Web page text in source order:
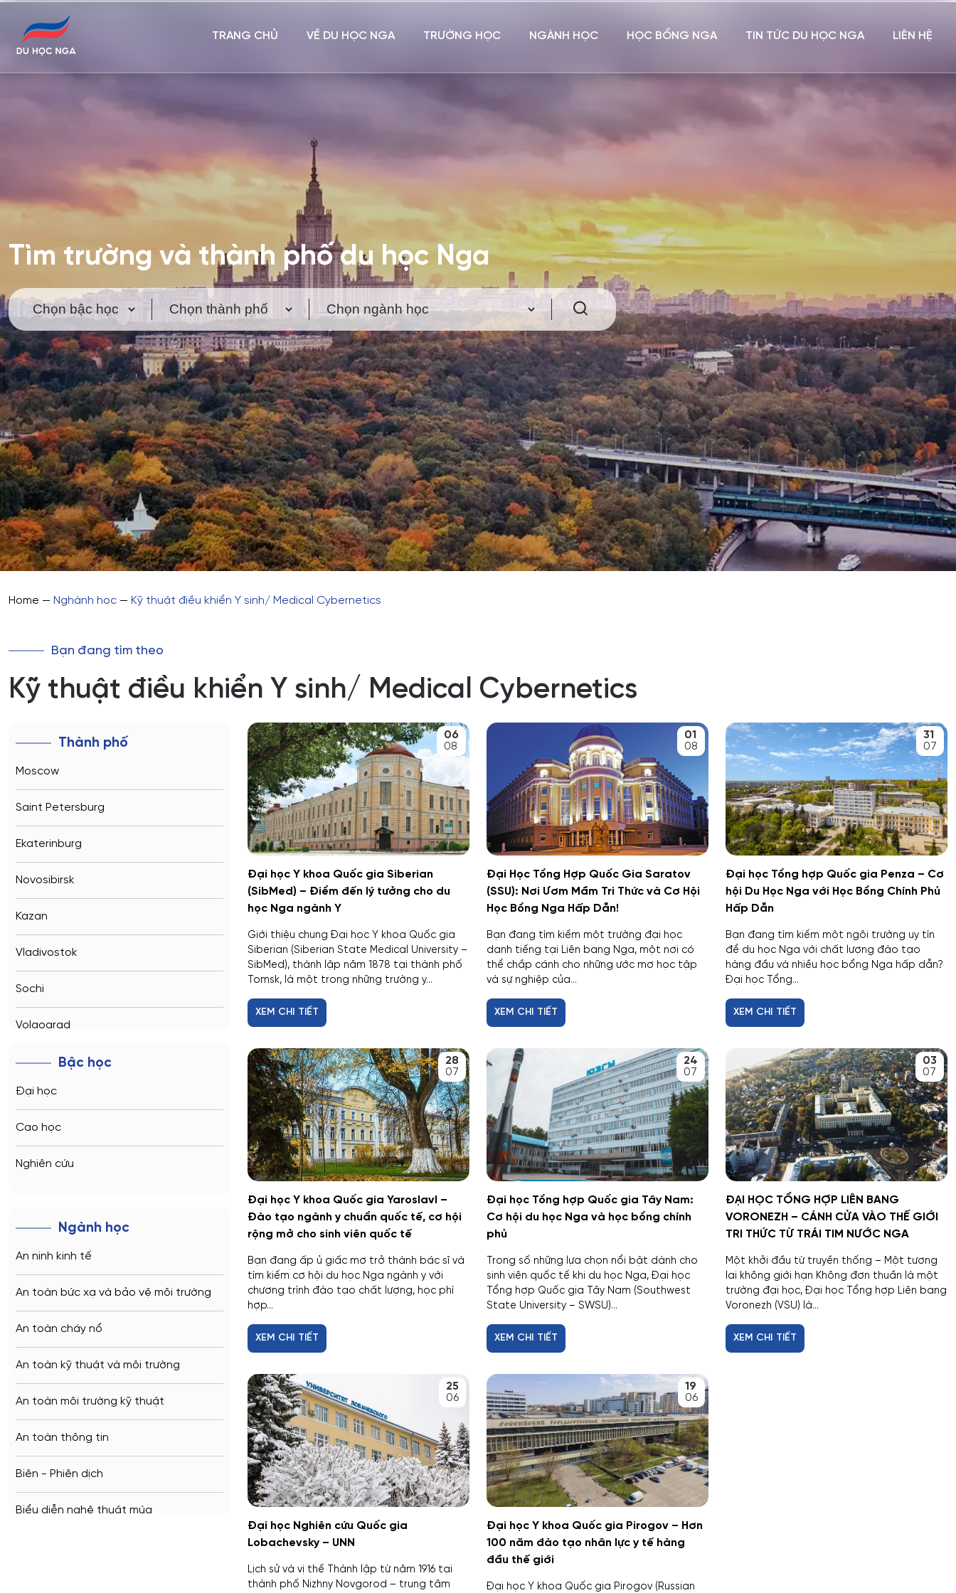
TRANG CHỦ VỀ DU HỌC NGA TRƯỜNG HỌC NGÀNH HỌC HỌC BỔNG NGA TIN TỨC DU HỌC NGA LIÊN HỆ
Tìm trường và thành phố du học Nga
Home — Nghành học — Kỹ thuật điều khiển Y sinh/ Medical Cybernetics
Bạn đang tìm theo
Kỹ thuật điều khiển Y sinh/ Medical Cybernetics
Thành phố
Moscow
Saint Petersburg
Ekaterinburg
Novosibirsk
Kazan
Vladivostok
Sochi
Volgograd
Kaliningrad
Vladimir
Saratov
Stavropol
Penza
Barnaul
Kursk
Kaluga
Ryazan
Voronezh
Tambov
Bậc học
Đại học
Cao học
Nghiên cứu
Ngành học
An ninh kinh tế
An toàn bức xạ và bảo vệ môi trường
An toàn cháy nổ
An toàn kỹ thuật và môi trường
An toàn môi trường kỹ thuật
An toàn thông tin
Biên - Phiên dịch
Biểu diễn nghệ thuật múa
06
08
Đại học Y khoa Quốc gia Siberian
(SibMed) – Điểm đến lý tưởng cho du
học Nga ngành Y
Giới thiệu chung Đại học Y khoa Quốc gia
Siberian (Siberian State Medical University –
SibMed), thành lập năm 1878 tại thành phố
Tomsk, là một trong những trường y...
XEM CHI TIẾT
01
08
Đại Học Tổng Hợp Quốc Gia Saratov
(SSU): Nơi Ươm Mầm Tri Thức và Cơ Hội
Học Bổng Nga Hấp Dẫn!
Bạn đang tìm kiếm một trường đại học
danh tiếng tại Liên bang Nga, một nơi có
thể chắp cánh cho những ước mơ học tập
và sự nghiệp của...
XEM CHI TIẾT
31
07
Đại học Tổng hợp Quốc gia Penza – Cơ
hội Du Học Nga với Học Bổng Chính Phủ
Hấp Dẫn
Bạn đang tìm kiếm một ngôi trường uy tín
để du học Nga với chất lượng đào tạo
hàng đầu và nhiều học bổng Nga hấp dẫn?
Đại học Tổng...
XEM CHI TIẾT
28
07
Đại học Y khoa Quốc gia Yaroslavl –
Đào tạo ngành y chuẩn quốc tế, cơ hội
rộng mở cho sinh viên quốc tế
Bạn đang ấp ủ giấc mơ trở thành bác sĩ và
tìm kiếm cơ hội du học Nga ngành y với
chương trình đào tạo chất lượng, học phí
hợp...
XEM CHI TIẾT
24
07
Đại học Tổng hợp Quốc gia Tây Nam:
Cơ hội du học Nga và học bổng chính
phủ
Trong số những lựa chọn nổi bật dành cho
sinh viên quốc tế khi du học Nga, Đại học
Tổng hợp Quốc gia Tây Nam (Southwest
State University – SWSU)...
XEM CHI TIẾT
03
07
ĐẠI HỌC TỔNG HỢP LIÊN BANG
VORONEZH – CÁNH CỬA VÀO THẾ GIỚI
TRI THỨC TỪ TRÁI TIM NƯỚC NGA
Một khởi đầu từ truyền thống – Một tương
lai không giới hạn Không đơn thuần là một
trường đại học, Đại học Tổng hợp Liên bang
Voronezh (VSU) là...
XEM CHI TIẾT
25
06
Đại học Nghiên cứu Quốc gia
Lobachevsky – UNN
Lịch sử và vị thế Thành lập từ năm 1916 tại
thành phố Nizhny Novgorod – trung tâm
19
06
Đại học Y khoa Quốc gia Pirogov – Hơn
100 năm đào tạo nhân lực y tế hàng
đầu thế giới
Đại học Y khoa Quốc gia Pirogov (Russian